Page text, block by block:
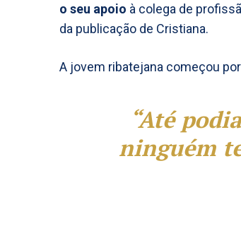
o seu apoio à colega de
da publicação de Cristiana.
A jovem ribatejana começou
“Até
ninguém